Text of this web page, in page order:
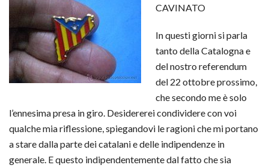
CAVINATO
In questi giorni si parla
tanto della Catalogna e
del nostro referendum
del 22 ottobre prossimo,
che secondo me è solo
l’ennesima presa in giro. Desidererei condividere con voi
qualche mia riflessione, spiegandovi le ragioni che mi portano
a stare dalla parte dei catalani e delle indipendenze in
generale. E questo indipendentemente dal fatto che sia